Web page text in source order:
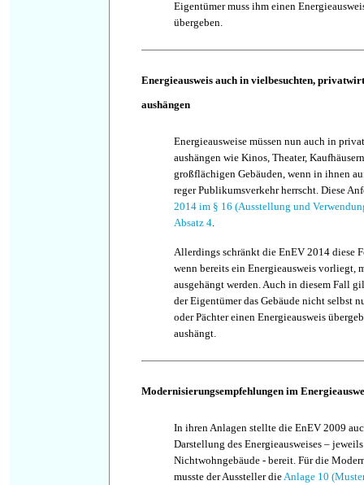
Eigentümer muss ihm einen
übergeben.
Energieausweis auch in vielbesuchten,
aushängen
Energieausweise müssen nun auch in
aushängen wie Kinos, Theater,
großflächigen Gebäuden, wenn in ihnen
reger Publikumsverkehr herrscht. Diese
2014 im § 16 (Ausstellung und
Absatz 4.
Allerdings schränkt die EnEV 2014 diese
wenn bereits ein Energieausweis vorliegt,
ausgehängt werden. Auch in diesem Fall
der Eigentümer das Gebäude nicht selbst
oder Pächter einen Energieausweis
aushängt.
Modernisierungsempfehlungen im
In ihren Anlagen stellte die EnEV 2009
Darstellung des Energieausweises –
Nichtwohngebäude - bereit. Für die
musste der Aussteller die Anlage 10